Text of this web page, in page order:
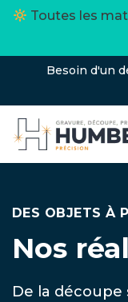
Toutes les
Besoin d'un
DES OBJETS À
Nos
De la découpe